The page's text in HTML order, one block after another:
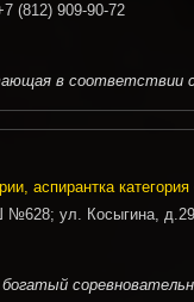
(812) 909-90-72
в
аспирантка категория
ул. Косыгина,
богатый